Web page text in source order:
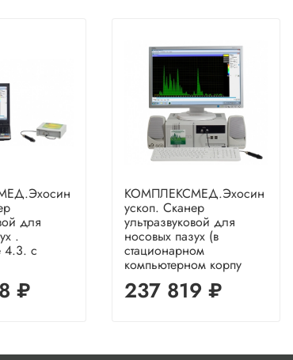
для
.
4.3. с
₽
КОМПЛЕКСМЕД.Эхосин
ускоп. Сканер
ультразвуковой для
носовых пазух (в
стационарном
компьютерном корпу
237 819 ₽